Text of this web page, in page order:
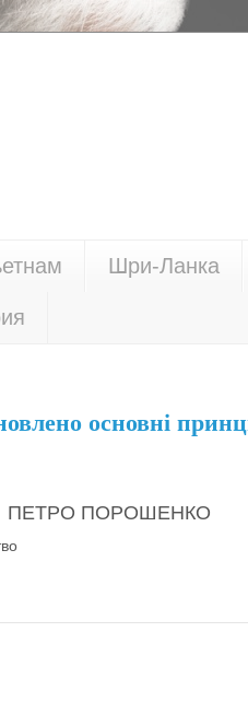
Шри-Ланка
основні
ПЕТРО ПОРОШЕНКО